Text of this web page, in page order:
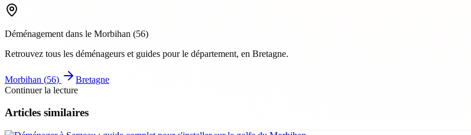
Déménagement dans le Morbihan (56)
Retrouvez tous les déménageurs et guides pour le département, en Bretagne.
Morbihan (56)
Bretagne
Continuer la lecture
Articles similaires